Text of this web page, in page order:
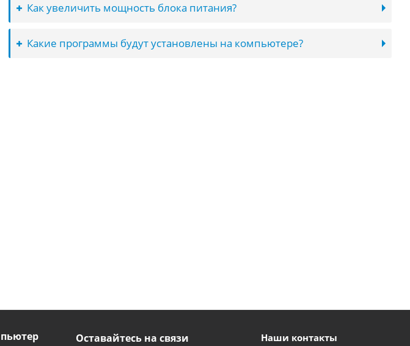
Как увеличить мощность блока питания?
Какие программы будут установлены на компьютере?
Оставайтесь на связи Наши контакты